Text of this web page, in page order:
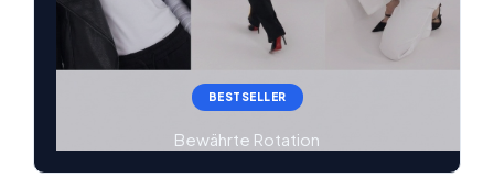
BESTSELLER
Bewährte Rotation